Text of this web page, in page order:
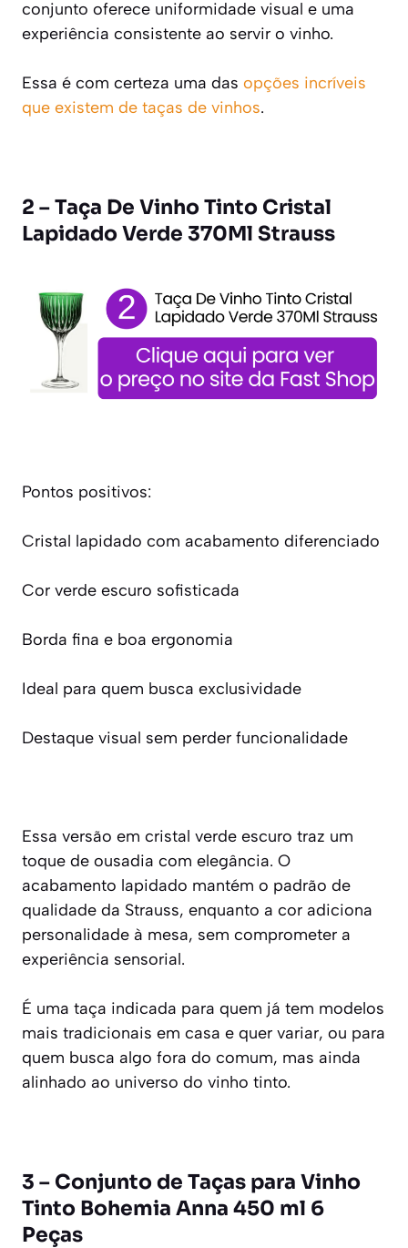
conjunto oferece uniformidade visual e uma
experiência consistente ao servir o vinho.
Essa é com certeza uma das opções incríveis
que existem de taças de vinhos.
2 – Taça De Vinho Tinto Cristal
Lapidado Verde 370Ml Strauss
Pontos positivos:
Cristal lapidado com acabamento diferenciado
Cor verde escuro sofisticada
Borda fina e boa ergonomia
Ideal para quem busca exclusividade
Destaque visual sem perder funcionalidade
Essa versão em cristal verde escuro traz um
toque de ousadia com elegância. O
acabamento lapidado mantém o padrão de
qualidade da Strauss, enquanto a cor adiciona
personalidade à mesa, sem comprometer a
experiência sensorial.
É uma taça indicada para quem já tem modelos
mais tradicionais em casa e quer variar, ou para
quem busca algo fora do comum, mas ainda
alinhado ao universo do vinho tinto.
3 – Conjunto de Taças para Vinho
Tinto Bohemia Anna 450 ml 6
Peças